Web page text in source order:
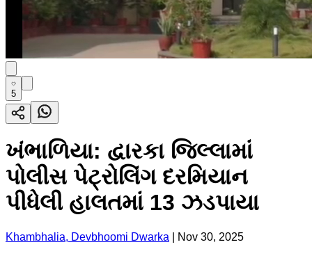
5
ખંભાળિયા: દ્વારકા જિલ્લામાં
પોલીસ પેટ્રોલિંગ દરમિયાન
પીધેલી હાલતમાં 13 ઝડપાયા
Khambhalia, Devbhoomi Dwarka Nov 30, 2025